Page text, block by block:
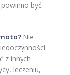
być
Nie
z innych
leczeniu,